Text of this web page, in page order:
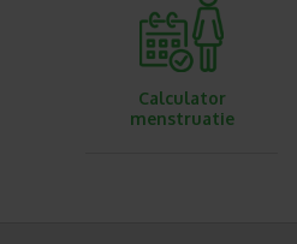
Calculator
menstruatie